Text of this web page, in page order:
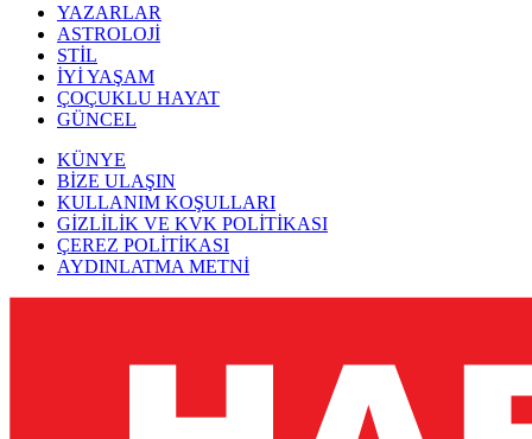
YAZARLAR
ASTROLOJİ
STİL
İYİ YAŞAM
ÇOÇUKLU HAYAT
GÜNCEL
KÜNYE
BİZE ULAŞIN
KULLANIM KOŞULLARI
GİZLİLİK VE KVK POLİTİKASI
ÇEREZ POLİTİKASI
AYDINLATMA METNİ